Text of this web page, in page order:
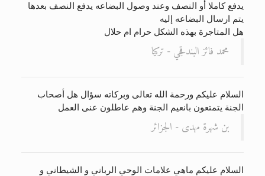
يدفع كاملا أو النصف وعند وصول البضاعه يدفع النصف بعدها
يتم ارسال البضاعه إليه
هل المتاجرة بهذه الشكل حرام ام حلال
محمد فائز البندقجي - تركيا
السلام عليكم ورحمة الله تعالى وبركاته سؤال هل أصحاب
الجنة يتمتعون بانعيم الجنة وهم عاطلون عنى العمل
بن شهرة مهدى - الجزائر
السلام عليكم ماهي علامات الوحي الرباني و الشيطاني و